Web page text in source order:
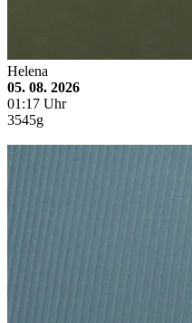
Helena
05. 08. 2026
01:17 Uhr
3545g